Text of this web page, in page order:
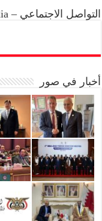
التواصل الاجتماعي – Social Media
أخبار في صور